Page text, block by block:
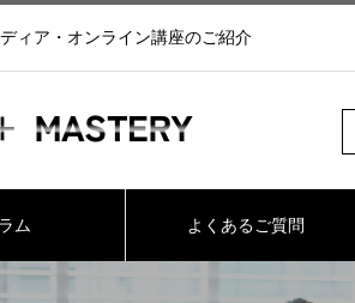
ィア・オンライン講座のご紹介
ム よくあるご質問